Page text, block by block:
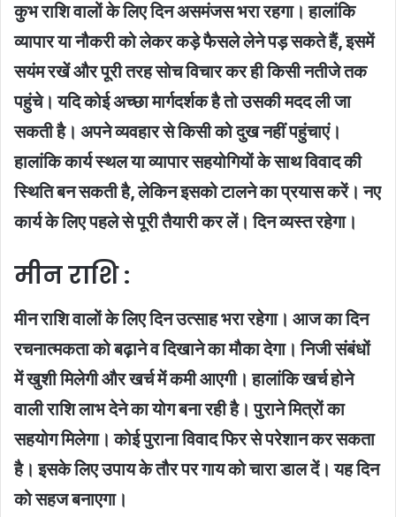
कुभ राशि वालों के लिए दिन असमंजस भरा रहगा। हालांकि
व्यापार या नौकरी को लेकर कड़े फैसले लेने पड़ सकते हैं, इसमें
सयंम रखें और पूरी तरह सोच विचार कर ही किसी नतीजे तक
पहुंचे। यदि कोई अच्छा मार्गदर्शक है तो उसकी मदद ली जा
सकती है। अपने व्यवहार से किसी को दुख नहीं पहुंचाएं।
हालांकि कार्य स्थल या व्यापार सहयोगियों के साथ विवाद की
स्थिति बन सकती है, लेकिन इसको टालने का प्रयास करें। नए
कार्य के लिए पहले से पूरी तैयारी कर लें। दिन व्यस्त रहेगा।
मीन राशि :
मीन राशि वालों के लिए दिन उत्साह भरा रहेगा। आज का दिन
रचनात्मकता को बढ़ाने व दिखाने का मौका देगा। निजी संबंधों
में खुशी मिलेगी और खर्च में कमी आएगी। हालांकि खर्च होने
वाली राशि लाभ देने का योग बना रही है। पुराने मित्रों का
सहयोग मिलेगा। कोई पुराना विवाद फिर से परेशान कर सकता
है। इसके लिए उपाय के तौर पर गाय को चारा डाल दें। यह दिन
को सहज बनाएगा।